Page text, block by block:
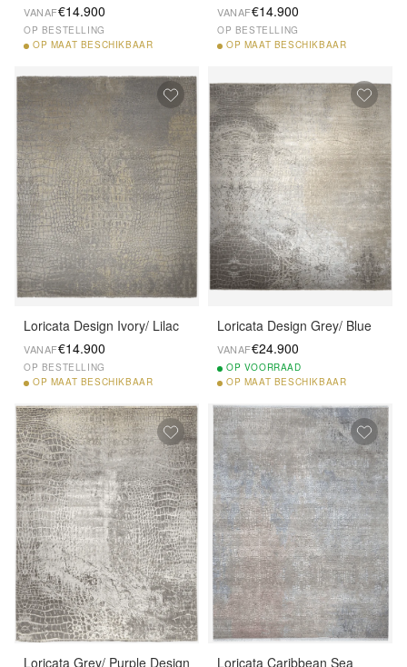
VANAF€14.900
OP BESTELLING
OP MAAT BESCHIKBAAR
VANAF€14.900
OP BESTELLING
OP MAAT BESCHIKBAAR
Loricata Design Ivory/ Lilac
VANAF€14.900
OP BESTELLING
OP MAAT BESCHIKBAAR
Loricata Design Grey/ Blue
VANAF€24.900
OP VOORRAAD
OP MAAT BESCHIKBAAR
Loricata Grey/ Purple Design Loricata Caribbean Sea